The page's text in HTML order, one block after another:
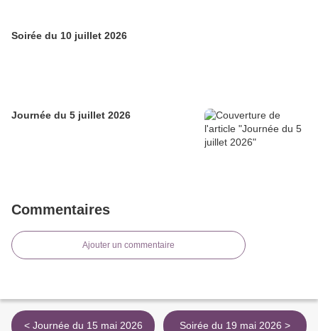
Soirée du 10 juillet 2026
Journée du 5 juillet 2026
Commentaires
Ajouter un commentaire
< Journée du 15 mai 2026 Soirée du 19 mai 2026 >